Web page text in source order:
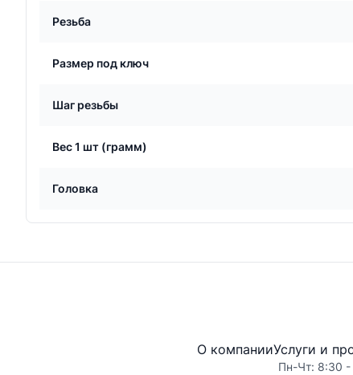
Резьба
Размер под ключ
Шаг резьбы
Вес 1 шт (грамм)
Головка
О компанииУслуги и
Пн-Чт: 8:30 -